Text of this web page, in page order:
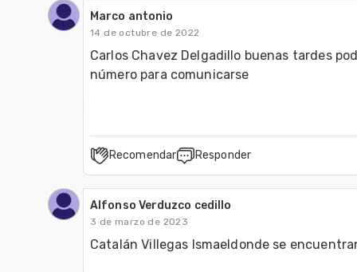
Marco antonio
14 de octubre de 2022
Carlos Chavez Delgadillo buenas tardes
número para comunicarse
Recomendar Responder
Alfonso Verduzco cedillo
3 de marzo de 2023
Catalán Villegas Ismaeldonde se